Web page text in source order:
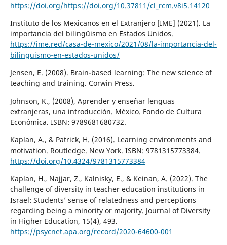
https://doi.org/https://doi.org/10.37811/cl_rcm.v8i5.14120
Instituto de los Mexicanos en el Extranjero [IME] (2021). La
importancia del bilingüismo en Estados Unidos.
https://ime.red/casa-de-mexico/2021/08/la-importancia-del-
bilinguismo-en-estados-unidos/
Jensen, E. (2008). Brain-based learning: The new science of
teaching and training. Corwin Press.
Johnson, K., (2008), Aprender y enseñar lenguas
extranjeras, una introducción. México. Fondo de Cultura
Económica. ISBN: 9789681680732.
Kaplan, A., & Patrick, H. (2016). Learning environments and
motivation. Routledge. New York. ISBN: 9781315773384.
https://doi.org/10.4324/9781315773384
Kaplan, H., Najjar, Z., Kalnisky, E., & Keinan, A. (2022). The
challenge of diversity in teacher education institutions in
Israel: Students’ sense of relatedness and perceptions
regarding being a minority or majority. Journal of Diversity
in Higher Education, 15(4), 493.
https://psycnet.apa.org/record/2020-64600-001